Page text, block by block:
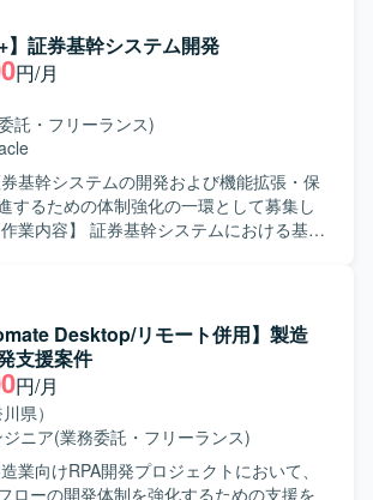
】証券基幹システム開発
円/月
託・フリーランス)
券基幹システムの開発および機能拡張・保
するための体制強化の一環として募集し
関連する開発・改修作業の取りまとめ、
の折衝などを行っていただきます。ま
C/C++、VB系言語などを用いた既存機
も携わっていただきます。 【求める
発言語や環境に柔軟に対応でき、自ら課
向けて主体的に動ける方を求めておりま
メンバーとのコミュニケーションを大切
しながら品質と生産性の両立を意識して
いただける方にマッチするポジションで
Desktop/リモート併用】製造
支援案件
円/月
県）
ニア(業務委託・フリーランス)
業向けRPA開発プロジェクトにおいて、
ローの開発体制を強化するための支援を